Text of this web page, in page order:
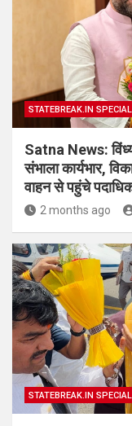
STATEBREAK.IN SPECIAL
Satna News:
संभाला कार्यभार,
वाहन से पहुंचे
2 months ago
STATEBREAK.IN SPECIAL